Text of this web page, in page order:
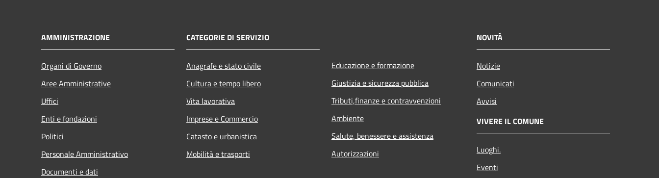
AMMINISTRAZIONE
Organi di Governo
Aree Amministrative
Uffici
Enti e fondazioni
Politici
Personale Amministrativo
Documenti e dati
CATEGORIE DI SERVIZIO
Anagrafe e stato civile
Cultura e tempo libero
Vita lavorativa
Imprese e Commercio
Catasto e urbanistica
Mobilità e trasporti
Educazione e formazione
Giustizia e sicurezza pubblica
Tributi,finanze e contravvenzioni
Ambiente
Salute, benessere e assistenza
Autorizzazioni
NOVITÀ
Notizie
Comunicati
Avvisi
VIVERE IL COMUNE
Luoghi.
Eventi